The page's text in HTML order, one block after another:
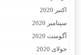
اکتبر 2020
سپتامبر 2020
آگوست 2020
جولای 2020